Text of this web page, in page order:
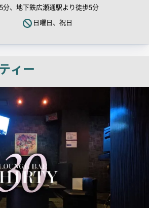
、地下鉄広瀬通駅より徒歩5分
日曜日、祝日
ィー